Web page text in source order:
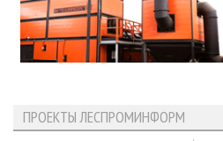
ПРОЕКТЫ ЛЕСПРОМИНФОРМ